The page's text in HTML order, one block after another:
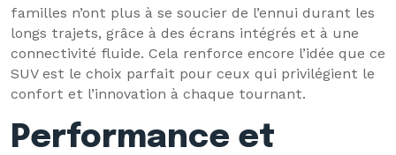
familles n’ont plus à se soucier de l’ennui durant les
longs trajets, grâce à des écrans intégrés et à une
connectivité fluide. Cela renforce encore l’idée que ce
SUV est le choix parfait pour ceux qui privilégient le
confort et l’innovation à chaque tournant.
Performance et